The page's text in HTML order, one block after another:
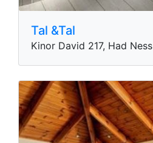
Tal &Tal
Kinor David 217, Had Ness